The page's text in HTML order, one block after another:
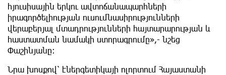
հյուսիսային երկու ավտոճանապարհների
իրագործելիության ուսումնասիրությունների
վերաբերյալ մտադրությունների հայտարարության և
հաստատման նամակի ստորագրումը»,- նշեց
Փաշինյանը։
Նրա խոսքով՝ էներգետիկայի ոլորտում Հայաստանի